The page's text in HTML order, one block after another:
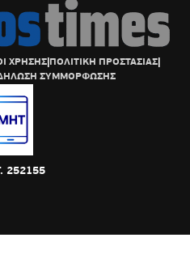
ΧΡΗΣΗΣ|ΠΟΛΙΤΙΚΗ ΠΡΟΣΤΑΣΙΑΣ|
ΣΥΜΜΟΡΦΩΣΗΣ
252155